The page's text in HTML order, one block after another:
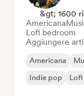
&gt; 1600
Americana
Lofi bedroom
Aggiungere
Americana
Indie pop